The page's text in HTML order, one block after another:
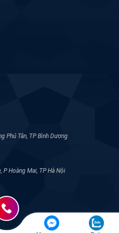
Phú Tân, TP Bình Dương
Hoàng Mai, TP Hà Nội